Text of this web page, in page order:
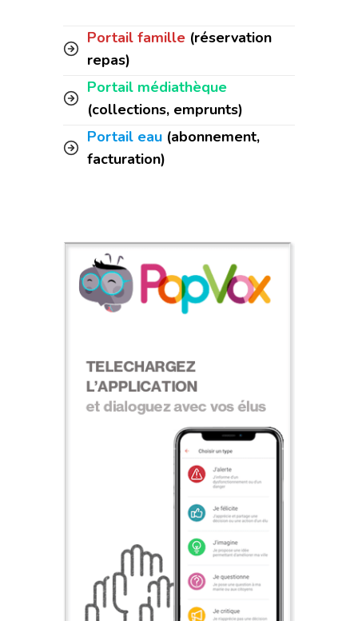
Portail famille (réservation
repas)
Portail médiathèque
(collections, emprunts)
Portail eau (abonnement,
facturation)